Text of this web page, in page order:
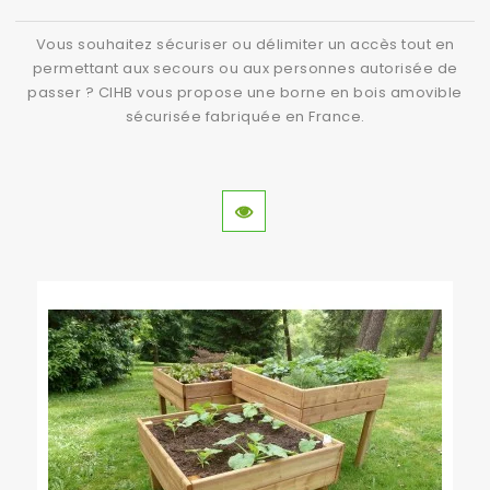
accompagner à chaque étape, de la conception à la
Vous souhaitez sécuriser ou délimiter un accès tout en
permettant aux secours ou aux personnes autorisée de
passer ? CIHB vous propose une borne en bois amovible
sécurisée fabriquée en France.